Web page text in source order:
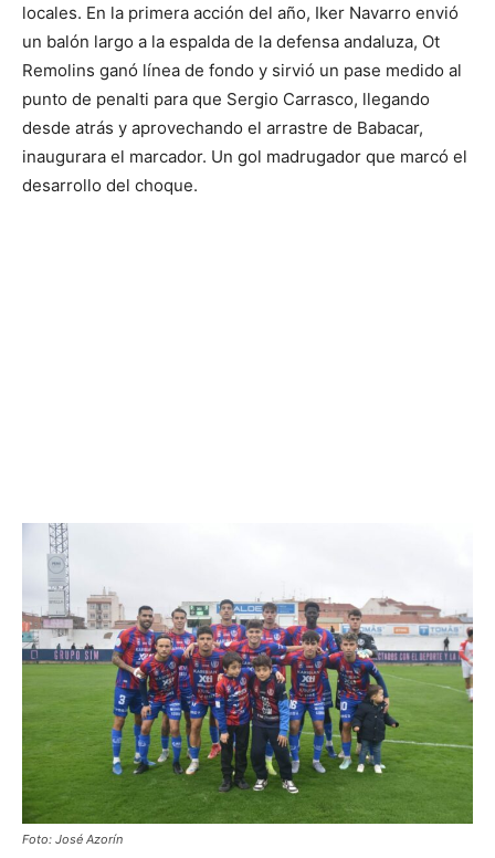
locales. En la primera acción del año, Iker Navarro envió
un balón largo a la espalda de la defensa andaluza, Ot
Remolins ganó línea de fondo y sirvió un pase medido al
punto de penalti para que Sergio Carrasco, llegando
desde atrás y aprovechando el arrastre de Babacar,
inaugurara el marcador. Un gol madrugador que marcó el
desarrollo del choque.
Foto: José Azorín